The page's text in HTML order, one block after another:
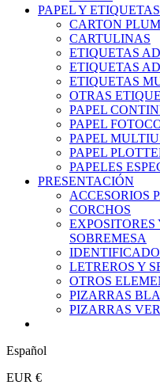
PAPEL Y ETIQUETAS
CARTON
CARTULINAS
ETIQUETAS
ETIQUETAS
ETIQUETAS
OTRAS
PAPEL
PAPEL
PAPEL
PAPEL
PAPELES
PRESENTACIÓN
ACCESORIOS
CORCHOS
EXPOSITORES
SOBREMESA
LETREROS Y
OTROS
PIZARRAS
PIZARRAS
Español
EUR €